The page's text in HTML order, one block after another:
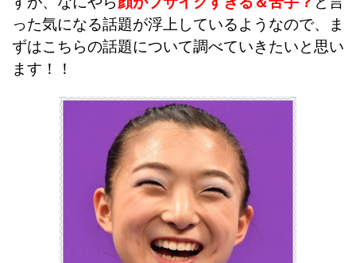
った気になる話題が浮上しているようなので、ま
ずはこちらの話題について調べていきたいと思い
ます！！